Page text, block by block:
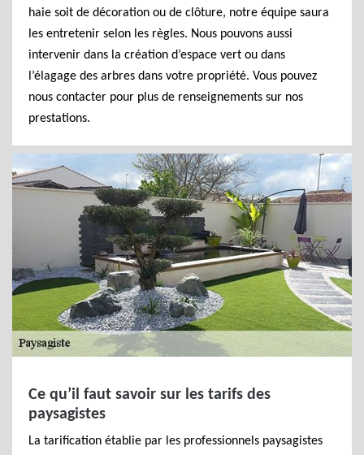
haie soit de décoration ou de clôture, notre équipe saura
les entretenir selon les règles. Nous pouvons aussi
intervenir dans la création d’espace vert ou dans
l’élagage des arbres dans votre propriété. Vous pouvez
nous contacter pour plus de renseignements sur nos
prestations.
Ce qu’il faut savoir sur les tarifs des
paysagistes
La tarification établie par les professionnels paysagistes